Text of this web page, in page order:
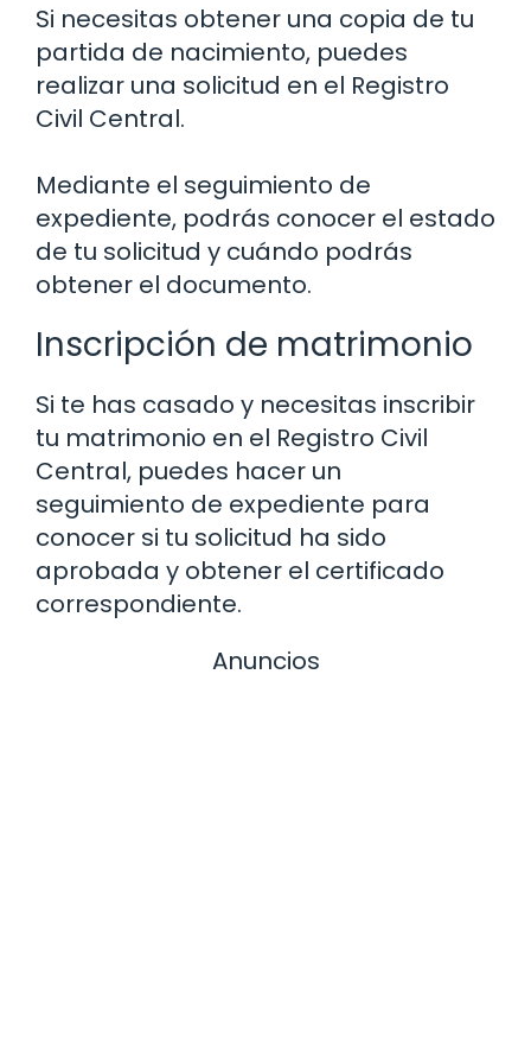
Si necesitas obtener una copia de tu
partida de nacimiento, puedes
realizar una solicitud en el Registro
Civil Central.
Mediante el seguimiento de
expediente, podrás conocer el estado
de tu solicitud y cuándo podrás
obtener el documento.
Inscripción de matrimonio
Si te has casado y necesitas inscribir
tu matrimonio en el Registro Civil
Central, puedes hacer un
seguimiento de expediente para
conocer si tu solicitud ha sido
aprobada y obtener el certificado
correspondiente.
Anuncios